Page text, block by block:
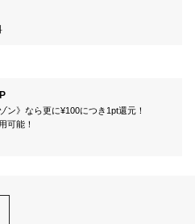
ン》なら更に¥100につき1pt還元！
可能！